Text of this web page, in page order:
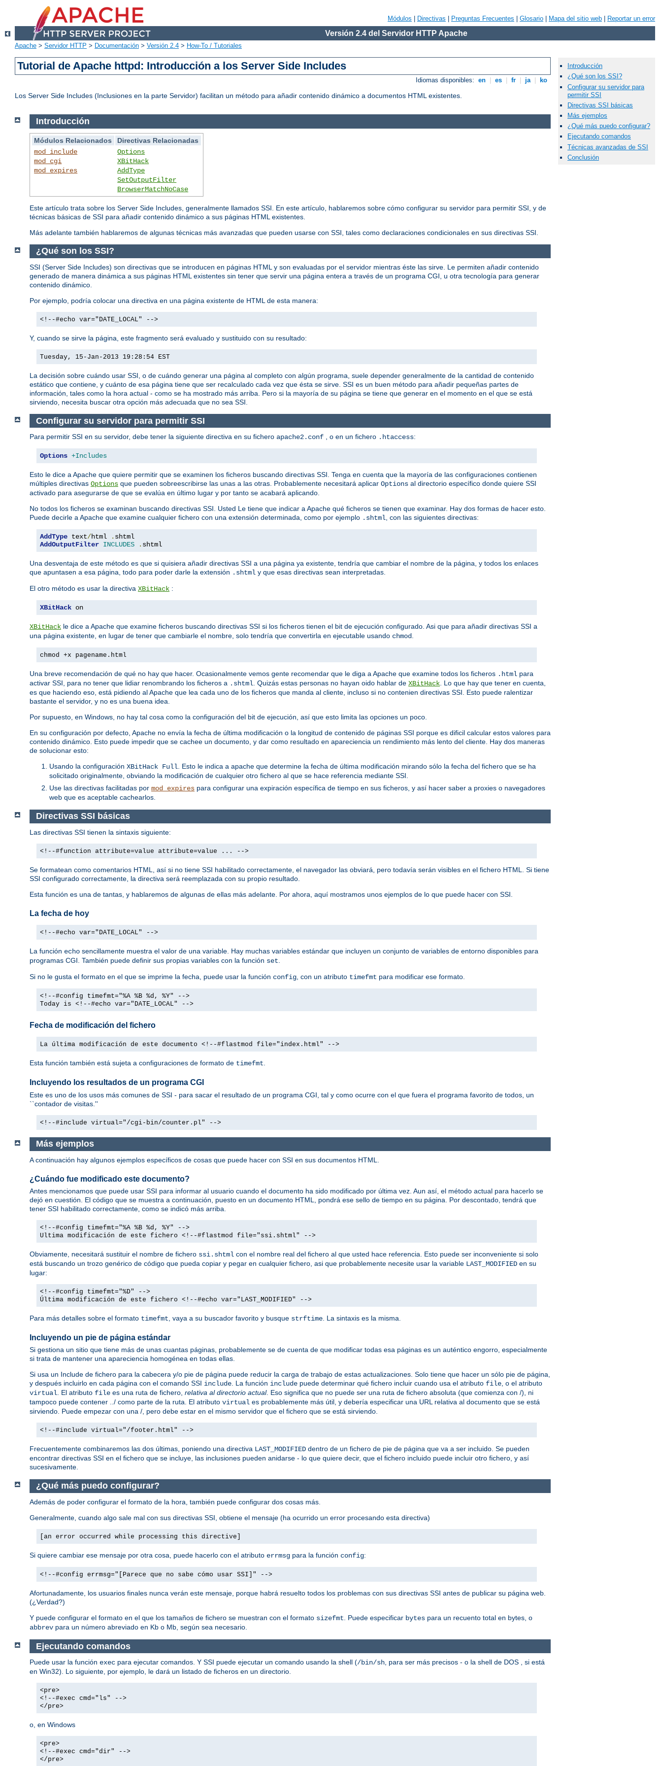
Módulos Directivas Preguntas Frecuentes Glosario Mapa del sitio web Reportar un error
Versión 2.4 del Servidor HTTP Apache
Apache > Servidor HTTP > Documentación > Versión 2.4 > How-To / Tutoriales
Tutorial de Apache httpd: Introducción a los Server Side Includes
Idiomas disponibles: en es fr ja ko
Los Server Side Includes (Inclusiones en la parte Servidor) facilitan un método para añadir contenido dinámico a documentos HTML existentes.
Introducción
Módulos Relacionados
Directivas Relacionadas
mod_include
mod_cgi
mod_expires
Options
XBitHack
AddType
SetOutputFilter
BrowserMatchNoCase
Este artículo trata sobre los Server Side Includes, generalmente llamados SSI. En este artículo, hablaremos sobre cómo configurar su servidor para permitir SSI, y de
técnicas básicas de SSI para añadir contenido dinámico a sus páginas HTML existentes.
Más adelante también hablaremos de algunas técnicas más avanzadas que pueden usarse con SSI, tales como declaraciones condicionales en sus directivas SSI.
¿Qué son los SSI?
SSI (Server Side Includes) son directivas que se introducen en páginas HTML y son evaluadas por el servidor mientras éste las sirve. Le permiten añadir contenido
generado de manera dinámica a sus páginas HTML existentes sin tener que servir una página entera a través de un programa CGI, u otra tecnología para generar
contenido dinámico.
Por ejemplo, podría colocar una directiva en una página existente de HTML de esta manera:
<!--#echo var="DATE_LOCAL" -->
Y, cuando se sirve la página, este fragmento será evaluado y sustituido con su resultado:
Tuesday, 15-Jan-2013 19:28:54 EST
La decisión sobre cuándo usar SSI, o de cuándo generar una página al completo con algún programa, suele depender generalmente de la cantidad de contenido
estático que contiene, y cuánto de esa página tiene que ser recalculado cada vez que ésta se sirve. SSI es un buen método para añadir pequeñas partes de
información, tales como la hora actual - como se ha mostrado más arriba. Pero si la mayoría de su página se tiene que generar en el momento en el que se está
sirviendo, necesita buscar otra opción más adecuada que no sea SSI.
Configurar su servidor para permitir SSI
Para permitir SSI en su servidor, debe tener la siguiente directiva en su fichero apache2.conf , o en un fichero .htaccess:
Options +Includes
Esto le dice a Apache que quiere permitir que se examinen los ficheros buscando directivas SSI. Tenga en cuenta que la mayoría de las configuraciones contienen
múltiples directivas Options que pueden sobreescribirse las unas a las otras. Probablemente necesitará aplicar Options al directorio específico donde quiere SSI
activado para asegurarse de que se evalúa en último lugar y por tanto se acabará aplicando.
No todos los ficheros se examinan buscando directivas SSI. Usted Le tiene que indicar a Apache qué ficheros se tienen que examinar. Hay dos formas de hacer esto.
Puede decirle a Apache que examine cualquier fichero con una extensión determinada, como por ejemplo .shtml, con las siguientes directivas:
AddType text/html .
AddOutputFilter INCLUDES . shtml
Una desventaja de este método es que si quisiera añadir directivas SSI a una página ya existente, tendría que cambiar el nombre de la página, y todos los enlaces
que apuntasen a esa página, todo para poder darle la extensión .shtml y que esas directivas sean interpretadas.
El otro método es usar la directiva XBitHack :
XBitHack on
XBitHack le dice a Apache que examine ficheros buscando directivas SSI si los ficheros tienen el bit de ejecución configurado. Asi que para añadir directivas SSI a
una página existente, en lugar de tener que cambiarle el nombre, solo tendría que convertirla en ejecutable usando chmod.
chmod +x pagename.html
Una breve recomendación de qué no hay que hacer. Ocasionalmente vemos gente recomendar que le diga a Apache que examine todos los ficheros .html para
activar SSI, para no tener que lidiar renombrando los ficheros a .shtml. Quizás estas personas no hayan oido hablar de XBitHack. Lo que hay que tener en cuenta,
es que haciendo eso, está pidiendo al Apache que lea cada uno de los ficheros que manda al cliente, incluso si no contenien directivas SSI. Esto puede ralentizar
bastante el servidor, y no es una buena idea.
Por supuesto, en Windows, no hay tal cosa como la configuración del bit de ejecución, así que esto limita las opciones un poco.
En su configuración por defecto, Apache no envía la fecha de última modificación o la longitud de contenido de páginas SSI porque es dificil calcular estos valores para
contenido dinámico. Esto puede impedir que se cachee un documento, y dar como resultado en apareciencia un rendimiento más lento del cliente. Hay dos maneras
de solucionar esto:
Usando la configuración XBitHack Full. Esto le indica a apache que determine la fecha de última modificación mirando sólo la fecha del fichero que se ha
solicitado originalmente, obviando la modificación de cualquier otro fichero al que se hace referencia mediante SSI.
Use las directivas facilitadas por mod_expires para configurar una expiración específica de tiempo en sus ficheros, y así hacer saber a proxies o navegadores
web que es aceptable cachearlos.
Directivas SSI básicas
Las directivas SSI tienen la sintaxis siguiente:
<!--#function attribute=value attribute=value ... -->
Se formatean como comentarios HTML, así si no tiene SSI habilitado correctamente, el navegador las obviará, pero todavía serán visibles en el fichero HTML. Si tiene
SSI configurado correctamente, la directiva será reemplazada con su propio resultado.
Esta función es una de tantas, y hablaremos de algunas de ellas más adelante. Por ahora, aquí mostramos unos ejemplos de lo que puede hacer con SSI.
La fecha de hoy
<!--#echo var="DATE_LOCAL" -->
La función echo sencillamente muestra el valor de una variable. Hay muchas variables estándar que incluyen un conjunto de variables de entorno disponibles para
programas CGI. También puede definir sus propias variables con la función set
Si no le gusta el formato en el que se imprime la fecha, puede usar la función config , con un atributo timefmt para modificar ese formato.
<!--#config timefmt="%A %B %d, %Y" -->
Today is <!--#echo var="DATE_LOCAL" -->
Fecha de modificación del fichero
La última modificación de este documento <!--#flastmod file="index.html" -->
Esta función también está sujeta a configuraciones de formato de timefmt.
Incluyendo los resultados de un programa CGI
Este es uno de los usos más comunes de SSI - para sacar el resultado de un programa CGI, tal y como ocurre con el que fuera el programa favorito de todos, un
``contador de visitas.''
<!--#include virtual="/cgi-bin/counter.pl" -->
Más ejemplos
A continuación hay algunos ejemplos específicos de cosas que puede hacer con SSI en sus documentos HTML.
¿Cuándo fue modificado este documento?
Antes mencionamos que puede usar SSI para informar al usuario cuando el documento ha sido modificado por última vez. Aun así, el método actual para hacerlo se
dejó en cuestión. El código que se muestra a continuación, puesto en un documento HTML, pondrá ese sello de tiempo en su página. Por descontado, tendrá que
tener SSI habilitado correctamente, como se indicó más arriba.
<!--#config timefmt="%A %B %d, %Y" -->
Ultima modificación de este fichero <!--#flastmod file="ssi.shtml" -->
Obviamente, necesitará sustituir el nombre de fichero ssi.shtml con el nombre real del fichero al que usted hace referencia. Esto puede ser inconveniente si solo
está buscando un trozo genérico de código que pueda copiar y pegar en cualquier fichero, asi que probablemente necesite usar la variable LAST_MODIFIED en su
lugar:
<!--#config timefmt="%D" -->
Última modificación de este fichero <!--#echo var="LAST_MODIFIED" -->
Para más detalles sobre el formato timefmt , vaya a su buscador favorito y busque strftime . La sintaxis es la misma.
Incluyendo un pie de página estándar
Si gestiona un sitio que tiene más de unas cuantas páginas, probablemente se de cuenta de que modificar todas esa páginas es un auténtico engorro, especialmente
si trata de mantener una apareciencia homogénea en todas ellas.
Si usa un Include de fichero para la cabecera y/o pie de página puede reducir la carga de trabajo de estas actualizaciones. Solo tiene que hacer un sólo pie de página,
y después incluirlo en cada página con el comando SSI include. La función include puede determinar qué fichero incluir cuando usa el atributo file, o el atributo
virtual. El atributo file es una ruta de fichero, relativa al directorio actual. Eso significa que no puede ser una ruta de fichero absoluta (que comienza con /), ni
tampoco puede contener ../ como parte de la ruta. El atributo virtual es probablemente más útil, y debería especificar una URL relativa al documento que se está
sirviendo. Puede empezar con una /, pero debe estar en el mismo servidor que el fichero que se está sirviendo.
<!--#include virtual="/footer.html" -->
Frecuentemente combinaremos las dos últimas, poniendo una directiva LAST_MODIFIED dentro de un fichero de pie de página que va a ser incluido. Se pueden
encontrar directivas SSI en el fichero que se incluye, las inclusiones pueden anidarse - lo que quiere decir, que el fichero incluido puede incluir otro fichero, y así
sucesivamente.
¿Qué más puedo configurar?
Además de poder configurar el formato de la hora, también puede configurar dos cosas más.
Generalmente, cuando algo sale mal con sus directivas SSI, obtiene el mensaje (ha ocurrido un error procesando esta directiva)
[an error occurred while processing this directive]
Si quiere cambiar ese mensaje por otra cosa, puede hacerlo con el atributo errmsg para la función config:
<!--#config errmsg="[Parece que no sabe cómo usar SSI]" -->
Afortunadamente, los usuarios finales nunca verán este mensaje, porque habrá resuelto todos los problemas con sus directivas SSI antes de publicar su página web.
(¿Verdad?)
Y puede configurar el formato en el que los tamaños de fichero se muestran con el formato sizefmt . Puede especificar bytes para un recuento total en bytes, o
abbrev para un número abreviado en Kb o Mb, según sea necesario.
Ejecutando comandos
Puede usar la función exec para ejecutar comandos. Y SSI puede ejecutar un comando usando la shell (/bin/sh , para ser más precisos - o la shell de DOS , si está
en Win32). Lo siguiente, por ejemplo, le dará un listado de ficheros en un directorio.
<pre>
<!--#exec cmd="ls" -->
</pre>
o, en Windows
<pre>
<!--#exec cmd="dir" -->
</pre>
Introducción
¿Qué son los SSI?
Configurar su servidor para
permitir SSI
Directivas SSI básicas
Más ejemplos
¿Qué más puedo configurar?
Ejecutando comandos
Técnicas avanzadas de SSI
Conclusión